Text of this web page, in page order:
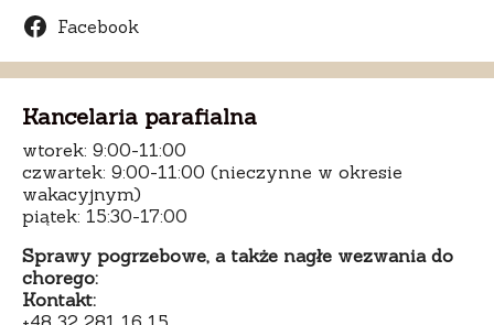
Facebook
Kancelaria parafialna
wtorek: 9:00-11:00
czwartek: 9:00-11:00 (nieczynne w okresie
wakacyjnym)
piątek: 15:30-17:00
Sprawy pogrzebowe, a także nagłe wezwania do
chorego:
Kontakt: